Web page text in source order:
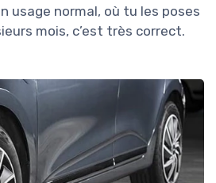
usage normal, où tu les poses
mois, c’est très correct.